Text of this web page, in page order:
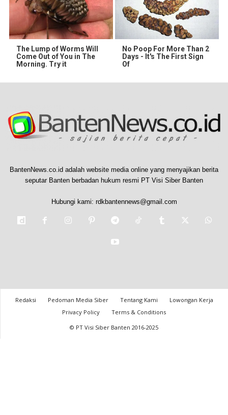
The Lump of Worms Will
Come Out of You in The
Morning. Try it
No Poop For More Than 2
Days - It's The First Sign
Of
BantenNews.co.id adalah website media online yang menyajikan berita
seputar Banten berbadan hukum resmi PT Visi Siber Banten
Hubungi kami: rdkbantennews@gmail.com
Redaksi Pedoman Media Siber Tentang Kami
Lowongan Kerja
Privacy Policy
Terms & Conditions
© PT Visi Siber Banten 2016-2025